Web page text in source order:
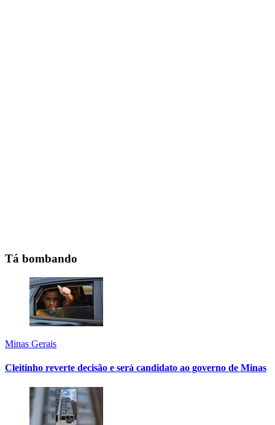
Tá bombando
Minas Gerais
Cleitinho reverte decisão e será candidato ao governo de Minas